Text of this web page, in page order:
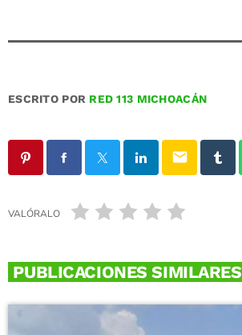
ESCRITO POR RED 113 MICHOACÁN
email
VALÓRALO
PUBLICACIONES SIMILARES